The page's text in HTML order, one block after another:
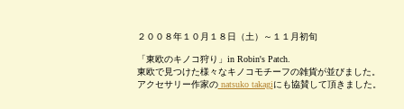
２００８年１０月１８日（土）～１１月初旬
「東欧のキノコ狩り」in Robin's Patch.
東欧で見つけた様々なキノコモチーフの雑貨が並びました。
アクセサリー作家のnatsuko takagiにも協賛して頂きました。